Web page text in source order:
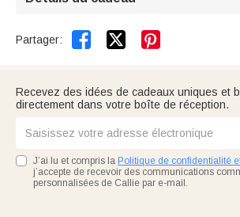
Partager:  
Recevez des idées de cadeaux uniques et
directement dans votre boîte de réception.
J’ai lu et compris la Politique de confidentialité
j’accepte de recevoir des communications
personnalisées de Callie par e-mail.